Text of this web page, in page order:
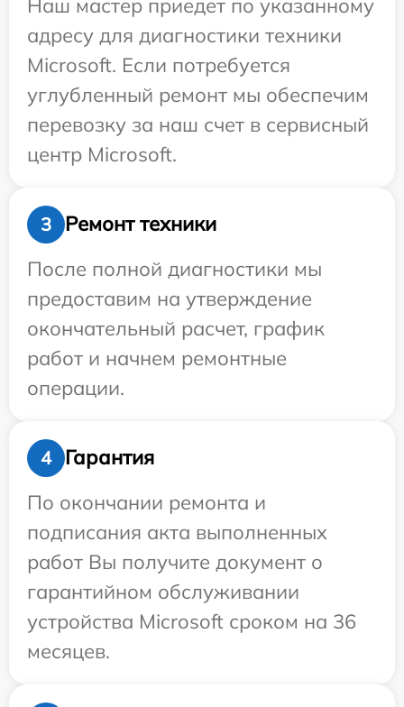
адресу для диагностики техники
Microsoft. Если потребуется
углубленный ремонт мы обеспечим
перевозку за наш счет в сервисный
центр Microsoft.
3
Ремонт техники
После полной диагностики мы
предоставим на утверждение
окончательный расчет, график
работ и начнем ремонтные
операции.
4
Гарантия
По окончании ремонта и
подписания акта выполненных
работ Вы получите документ о
гарантийном обслуживании
устройства Microsoft сроком на 36
месяцев.